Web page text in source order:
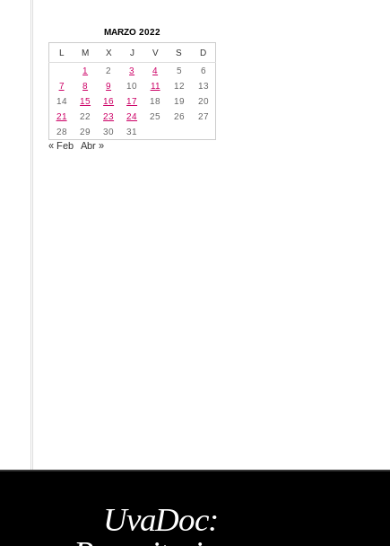
MARZO 2022
L M X J V S
D
1
2 3 4 5
6
7
8 9 10 11 12
13
14
15 16 17 18 19
20
21
22 23 24 25 26
27
28
29 30 31
« Feb Abr »
UvaDoc: